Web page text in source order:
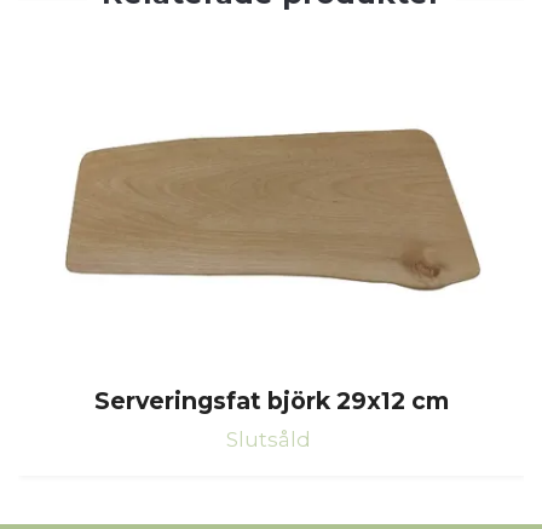
Serveringsfat björk 29x12 cm
Slutsåld